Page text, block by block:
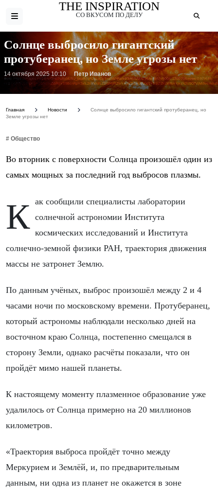
THE INSPIRATION
СО ВКУСОМ ПО ДЕЛУ
Фото: https://images.mir24.tv/GHdPuAxNU5U_bqaRcqR2gLqOyS-w0WNNeIr4fToWAAk/q:95/w:865/h:500/c:1200:706:nowe:0:97/rt:fill-
down/
Солнце выбросило гигантский
протуберанец, но Земле угрозы нет
14 октября 2025 10:10 Петр Иванов
Главная Новости
Солнце выбросило гигантский протуберанец, но
Земле угрозы нет
# Общество
Во вторник с поверхности Солнца произошёл один из
самых мощных за последний год выбросов плазмы.
Как сообщили специалисты лаборатории солнечной астрономии Института
космических исследований и Института
солнечно-земной физики РАН, траектория движения
массы не затронет Землю.
По данным учёных, выброс произошёл между 2 и 4
часами ночи по московскому времени. Протуберанец,
который астрономы наблюдали несколько дней на
восточном краю Солнца, постепенно смещался в
сторону Земли, однако расчёты показали, что он
пройдёт мимо нашей планеты.
К настоящему моменту плазменное образование уже
удалилось от Солнца примерно на 20 миллионов
километров.
«Траектория выброса пройдёт точно между
Меркурием и Землёй, и, по предварительным
данным, ни одна из планет не окажется в зоне